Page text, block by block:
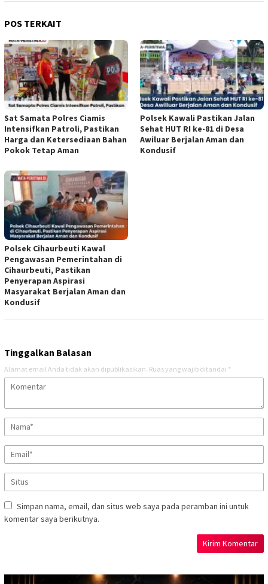
POS TERKAIT
Sat Samata Polres Ciamis
Intensifkan Patroli, Pastikan
Harga dan Ketersediaan Bahan
Pokok Tetap Aman
Polsek Kawali Pastikan Jalan
Sehat HUT RI ke-81 di Desa
Awiluar Berjalan Aman dan
Kondusif
Polsek Cihaurbeuti Kawal
Pengawasan Pemerintahan di
Cihaurbeuti, Pastikan
Penyerapan Aspirasi
Masyarakat Berjalan Aman dan
Kondusif
Tinggalkan Balasan
Alamat email Anda tidak akan dipublikasikan. Ruas yang wajib ditandai *
Simpan nama, email, dan situs web saya pada peramban ini untuk
komentar saya berikutnya.